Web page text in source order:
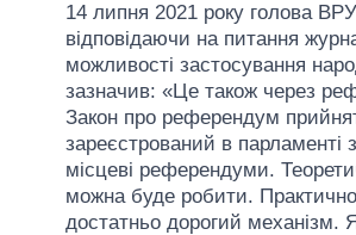
14 липня 2021 року голова ВРУ
відповідаючи на питання
можливості застосування
зазначив: «Це також через
Закон про референдум
зареєстрований в парламенті
місцеві референдуми.
можна буде робити.
достатньо дорогий механізм.